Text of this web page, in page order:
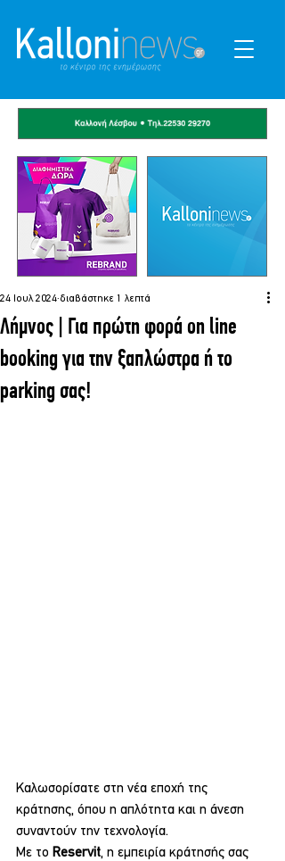
Λήμνος | Για πρώτη φορά on line
booking για την ξαπλώστρα ή το
parking σας!
24 Ιουλ 2024 διαβάστηκε 1 λεπτά
Καλωσορίσατε στη νέα εποχή της
κράτησης, όπου η απλότητα και η άνεση
συναντούν την τεχνολογία.
Με το Reservit, η εμπειρία κράτησής σας